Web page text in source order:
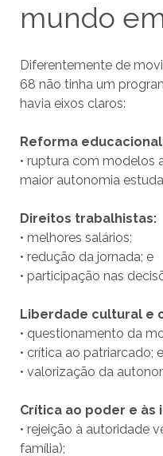
mundo
Diferentemente de
68 não tinha um
havia eixos claros:
Reforma
• ruptura com modelos
maior autonomia
Direitos trabalhistas:
• melhores salários;
• redução da jornada; e
• participação nas
Liberdade cultural e
• questionamento da
• crítica ao patriarcado; e
• valorização da
Crítica ao poder e às
• rejeição à autoridade
família);